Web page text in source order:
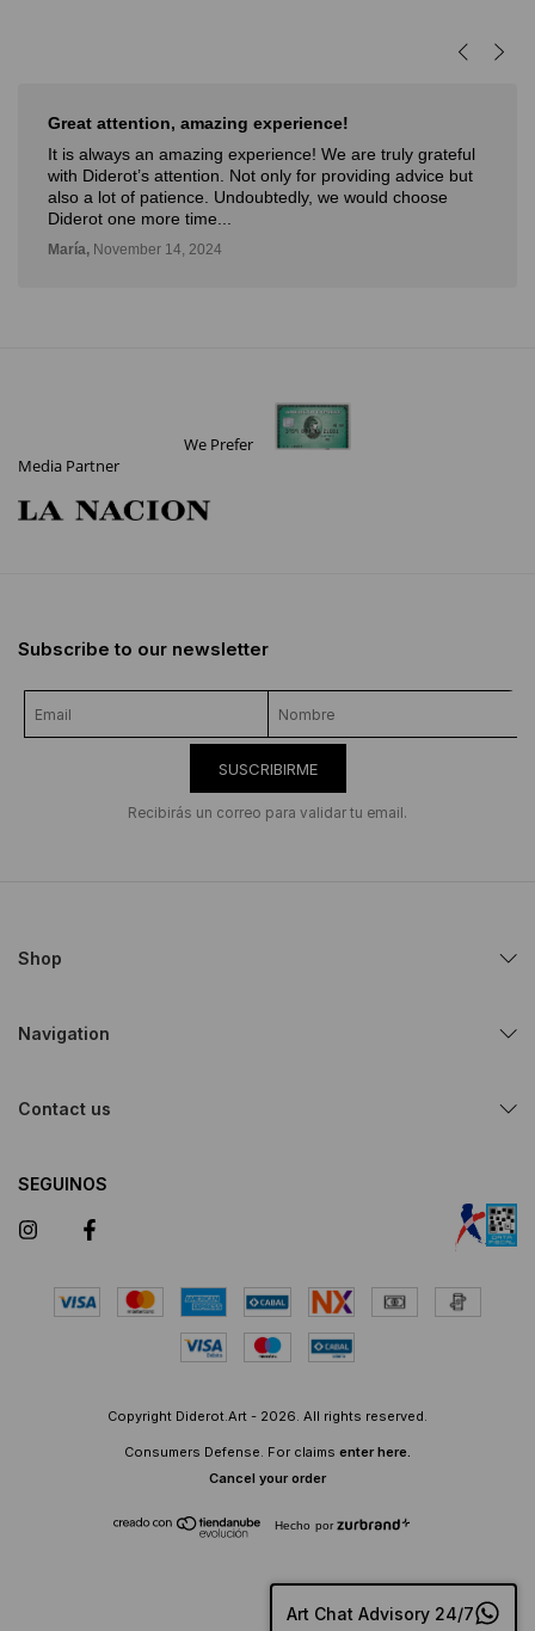
Art Chat Advisory 24/7
Great attention, amazing experience!
It is always an amazing experience! We are truly grateful
with Diderot’s attention. Not only for providing advice but
also a lot of patience. Undoubtedly, we would choose
Diderot one more time...
María, November 14, 2024
We Prefer
Media Partner
Subscribe to our newsletter
SUSCRIBIRME
Recibirás un correo para validar tu email.
Shop
Navigation
Contact us
SEGUINOS
Copyright Diderot.Art - 2026. All rights reserved.
Consumers Defense. For claims enter here.
Cancel your order
Hecho por